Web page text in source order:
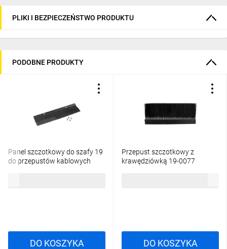
PLIKI I BEZPIECZEŃSTWO PRODUKTU
PODOBNE PRODUKTY
Panel szczotkowy do szafy 19
do przepustów kablowych
DO KOSZYKA
Przepust szczotkowy z
krawędziówką 19-0077
DO KOSZYKA